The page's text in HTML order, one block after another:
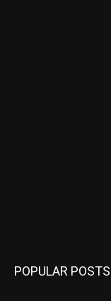
POPULAR POSTS